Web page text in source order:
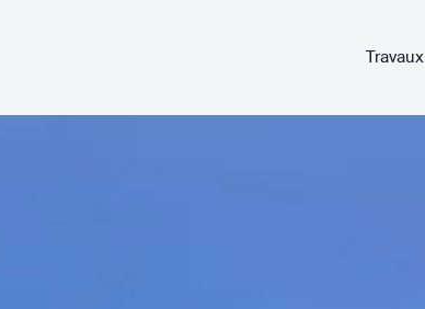
Travaux